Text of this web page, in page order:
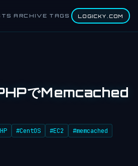
ARCHIVE TAGS LOGICKY.COM
でMemcached
#CentOS #EC2
#memcached